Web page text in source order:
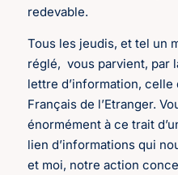
redevable.
Tous les jeudis, et tel un
réglé, vous parvient, par
lettre d’information, celle
Français de l’Etranger.
énormément à ce trait
lien d’informations qui
et moi, notre action